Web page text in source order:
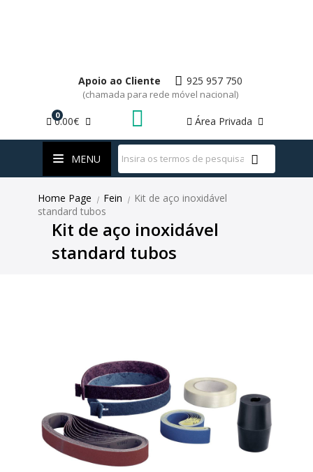
WhatsApp
Apoio ao Cliente 925 957 750
(chamada para rede móvel nacional)
Área Privada
0
0.00€
MENU
Home Page | Fein | Kit de aço inoxidável
standard tubos
Kit de aço inoxidável
standard tubos